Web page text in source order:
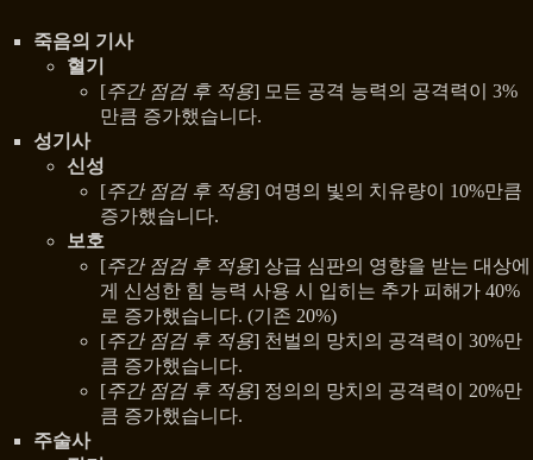
죽음의 기사
혈기
[주간 점검 후 적용] 모든 공격 능력의 공격력이 3%
만큼 증가했습니다.
성기사
신성
[주간 점검 후 적용] 여명의 빛의 치유량이 10%만큼
증가했습니다.
보호
[주간 점검 후 적용] 상급 심판의 영향을 받는 대상에
게 신성한 힘 능력 사용 시 입히는 추가 피해가 40%
로 증가했습니다. (기존 20%)
[주간 점검 후 적용] 천벌의 망치의 공격력이 30%만
큼 증가했습니다.
[주간 점검 후 적용] 정의의 망치의 공격력이 20%만
큼 증가했습니다.
주술사